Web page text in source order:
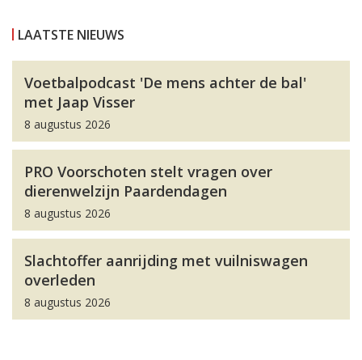
LAATSTE NIEUWS
Voetbalpodcast 'De mens achter de bal'
met Jaap Visser
8 augustus 2026
PRO Voorschoten stelt vragen over
dierenwelzijn Paardendagen
8 augustus 2026
Slachtoffer aanrijding met vuilniswagen
overleden
8 augustus 2026